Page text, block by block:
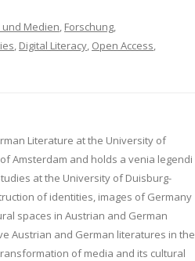
Medien, Forschung,
, Digital Literacy, Open Access,
Literature at the University of
Amsterdam and holds a venia legendi
at the University of Duisburg-
of identities, images of Germany
spaces in Austrian and German
Austrian and German literatures in the
of media and its cultural